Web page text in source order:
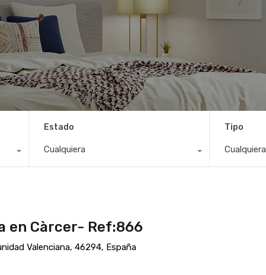
Estado
Cualquiera
Tipo
Cualquiera
en Càrcer- Ref:866
Valenciana, 46294, España